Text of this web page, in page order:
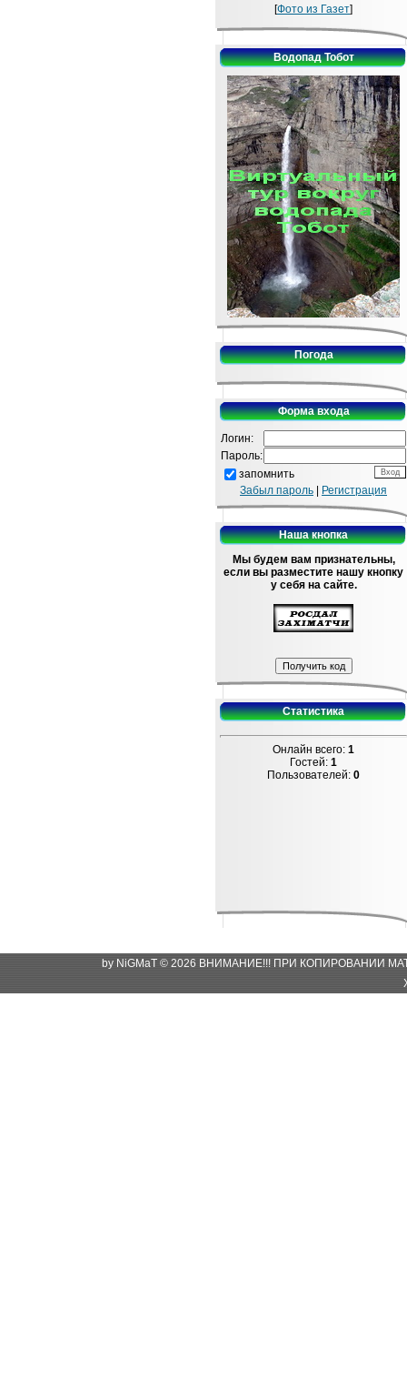
[Фото из Газет]
Водопад Тобот
Погода
Форма входа
Логин:
Пароль:
запомнить
Забыл пароль
Регистрация
Наша кнопка
Мы будем вам признательны,
если вы разместите нашу кнопку
у себя на сайте.
Статистика
Онлайн всего: 1
Гостей: 1
Пользователей: 0
by NiGMaT © 2026 ВНИМАНИЕ!!! ПРИ КОПИРОВАНИИ